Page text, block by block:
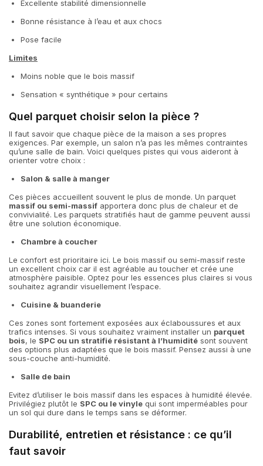
Excellente stabilité dimensionnelle
Bonne résistance à l’eau et aux chocs
Pose facile
Limites
Moins noble que le bois massif
Sensation « synthétique » pour certains
Quel parquet choisir selon la pièce ?
Il faut savoir que chaque pièce de la maison a ses propres
exigences. Par exemple, un salon n’a pas les mêmes contraintes
qu’une salle de bain. Voici quelques pistes qui vous aideront à
orienter votre choix :
Salon & salle à manger
Ces pièces accueillent souvent le plus de monde. Un parquet
massif ou semi-massif apportera donc plus de chaleur et de
convivialité. Les parquets stratifiés haut de gamme peuvent aussi
être une solution économique.
Chambre à coucher
Le confort est prioritaire ici. Le bois massif ou semi-massif reste
un excellent choix car il est agréable au toucher et crée une
atmosphère paisible. Optez pour les essences plus claires si vous
souhaitez agrandir visuellement l’espace.
Cuisine & buanderie
Ces zones sont fortement exposées aux éclaboussures et aux
trafics intenses. Si vous souhaitez vraiment installer un parquet
bois, le SPC ou un stratifié résistant à l’humidité sont souvent
des options plus adaptées que le bois massif. Pensez aussi à une
sous-couche anti-humidité.
Salle de bain
Evitez d’utiliser le bois massif dans les espaces à humidité élevée.
Privilégiez plutôt le SPC ou le vinyle qui sont imperméables pour
un sol qui dure dans le temps sans se déformer.
Durabilité, entretien et résistance : ce qu’il
faut savoir